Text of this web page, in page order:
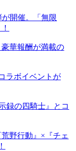
が開催。「無限
豪華報酬が満載の
ラボイベントが
録の四騎士』とコ
野行動』×『チェ